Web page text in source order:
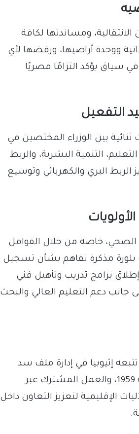
ومساندتها لكافة
ووحدة أراضيها، ورفضها لأي
سياق يؤكد التزامًا مصريًا
التفعيل
ثنائية بين الوزراء المختصين في
التنمية البشرية، والربط
البري والكهربائي وتوسيع
خاصة من خلال القوافل
بلورة مذكرة تفاهم بشأن تسجيل
برامج تدريب وتأهيل فني
جانب دعم التعليم العالي والبحث
إثيوبيا في إدارة ملف سد
النهضة على النيل الأزرق، مؤكدين التزامهما باتفاقية 1959، والعمل المشترك عبر
الإقليمية لتعزيز التعاون داخل